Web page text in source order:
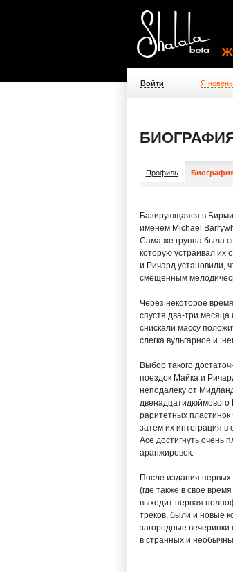
Войти Я
БИОГРАФИЯ
Профиль
Базирующаяся в
именем Michael
Сама же группа была
которую устраивал их
и Ричард установили,
смещенным
Через некоторое
спустя два-три
снискали массу
слегка вульгарное и
Выбор такого
поездок Майка и
неподалеку от
двенадцатидюймового
раритетных
затем их интеграция
Ace достигнуть очень
аранжировок.
После издания
(где также в свое
выходит первая
треков, были и новые
загородные
в странных и